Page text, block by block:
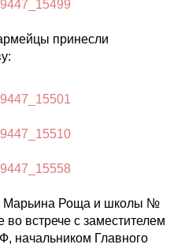
принесли
Марьина Роща и школы №
во встрече с заместителем
начальником Главного